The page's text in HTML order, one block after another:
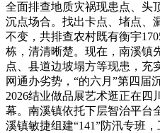
全面排查地质灾祸现患点、头
沉点场合。找出卡点、堵点、
不变，共排查农村既有衡宇
栋，清清晰楚。现在，南溪镇
点、县道边坡塌方等现患，充
网通办劣势，“的六月”第四届
2026结业做品展艺术逛正在四
幕。南溪镇依托下层智治平台
溪镇敏捷组建“141”防汛专班